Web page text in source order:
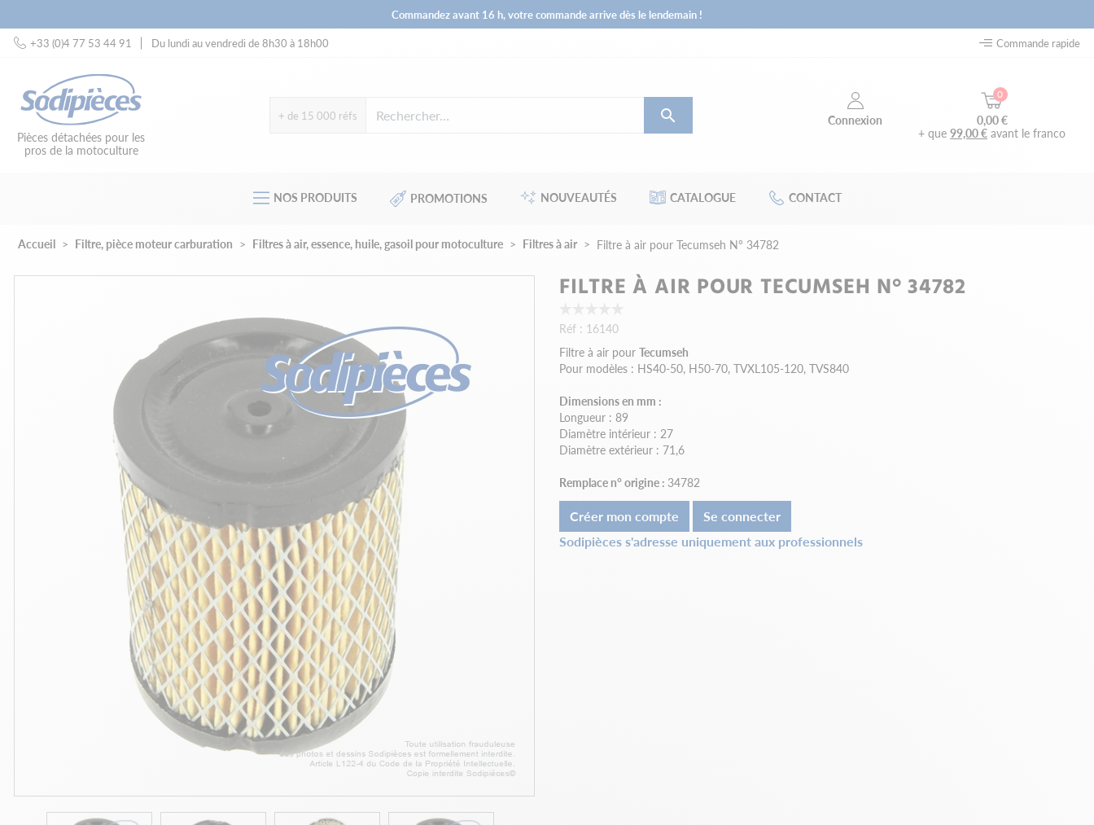
Commandez avant 16 h, votre commande arrive dès le lendemain !
+33 (0)4 77 53 44 91
Du lundi au vendredi de 8h30 à 18h00 Commande rapide
Pièces détachées pour les
pros de la motoculture
+ de 15 000 réfs  Connexion
0
0,00 €
+ que99,00 € avant le franco
NOS PRODUITS PROMOTIONS NOUVEAUTÉS CATALOGUE CONTACT
Accueil Filtre, pièce moteur carburation Filtres à air, essence, huile, gasoil pour motoculture Filtres à air Filtre à air pour Tecumseh N° 34782
FILTRE À AIR POUR TECUMSEH N° 34782
Réf : 16140
Filtre à air pour Tecumseh
Pour modèles : HS40-50, H50-70, TVXL105-120, TVS840
Dimensions en mm :
Longueur : 89
Diamètre intérieur : 27
Diamètre extérieur : 71,6
Remplace n° origine : 34782
Créer mon compte
Se connecter
Sodipièces s'adresse uniquement aux professionnels